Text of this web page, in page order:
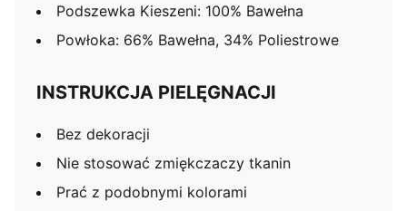
Podszewka Kieszeni: 100% Bawełna
Powłoka: 66% Bawełna, 34% Poliestrowe
INSTRUKCJA PIELĘGNACJI
Bez dekoracji
Nie stosować zmiękczaczy tkanin
Prać z podobnymi kolorami